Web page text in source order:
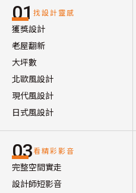
01 找設計靈感
獲獎設計
老屋翻新
大坪數
北歐風設計
現代風設計
日式風設計
03看精彩影音
完整空間實走
設計師短影音